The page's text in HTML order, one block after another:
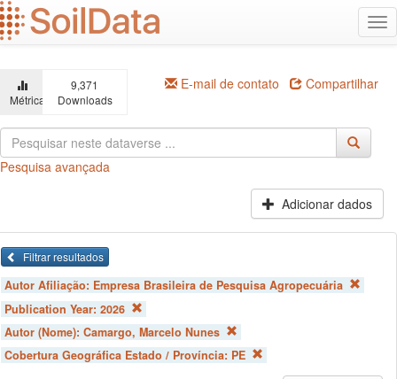
Ir
para
o
principal
Métricas
9,371
Downloads
E-mail de contato Compartilhar
Pesquisa avançada
Adicionar dados
Filtrar resultados
Autor Afiliação: Empresa Brasileira de Pesquisa Agropecuária
Publication Year: 2026
Autor (Nome): Camargo, Marcelo Nunes
Cobertura Geográfica Estado / Província: PE